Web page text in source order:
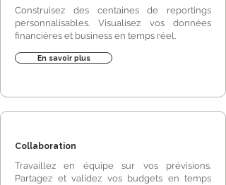
Construisez des centaines de reportings
personnalisables. Visualisez vos données
financières et business en temps réel.
En savoir plus
Collaboration
Travaillez en équipe sur vos prévisions.
Partagez et validez vos budgets en temps